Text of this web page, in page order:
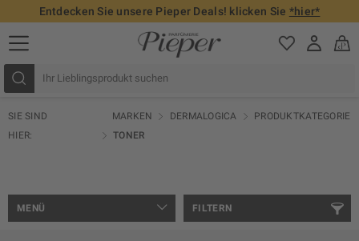
Entdecken Sie unsere Pieper Deals! klicken Sie *hier*
SIE SIND
HIER:
MARKEN DERMALOGICA
PRODUKTKATEGORIE
TONER
FILTERN
MENÜ